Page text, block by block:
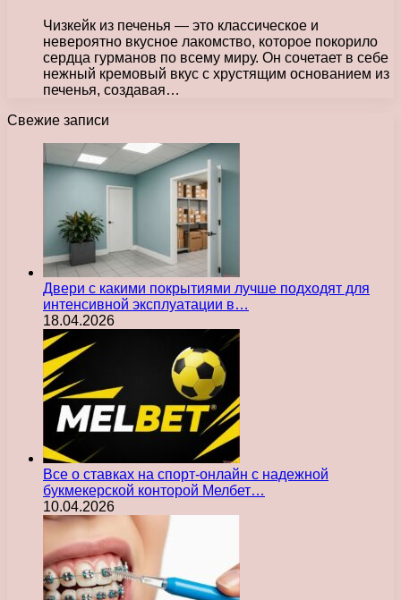
Чизкейк из печенья — это классическое и
невероятно вкусное лакомство, которое покорило
сердца гурманов по всему миру. Он сочетает в себе
нежный кремовый вкус с хрустящим основанием из
печенья, создавая…
Свежие записи
Двери с какими покрытиями лучше подходят для
интенсивной эксплуатации в…
18.04.2026
Все о ставках на спорт-онлайн с надежной
букмекерской конторой Мелбет…
10.04.2026